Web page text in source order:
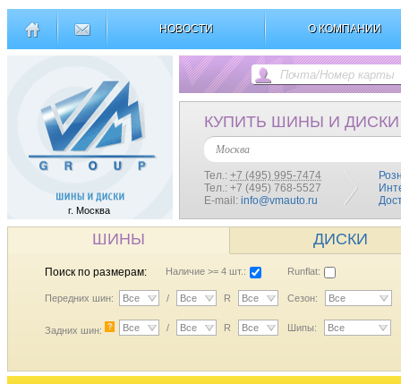
НОВОСТИ О КОМПАНИИ
г. Москва
КУПИТЬ ШИНЫ И ДИСКИ
Москва
Тел.: +7 (495) 995-7474
Тел.: +7 (495) 768-5527
E-mail: info@vmauto.ru
ШИНЫ ДИСКИ
Поиск по размерам: Наличие >= 4 шт.: Runflat:
Передних шин: Все / Все R Все Сезон: Все
Задних шин: ? Все / Все R Все Шипы: Все